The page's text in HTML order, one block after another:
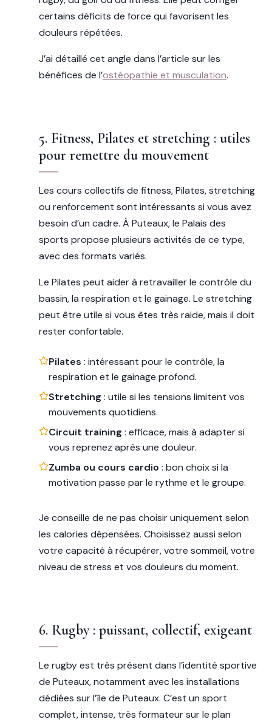
certains déficits de force qui favorisent les
douleurs répétées.
J’ai détaillé cet angle dans l’article sur les
bénéfices de l’ostéopathie et musculation.
5. Fitness, Pilates et stretching : utiles
pour remettre du mouvement
Les cours collectifs de fitness, Pilates, stretching
ou renforcement sont intéressants si vous avez
besoin d’un cadre. À Puteaux, le Palais des
sports propose plusieurs activités de ce type,
avec des formats variés.
Le Pilates peut aider à retravailler le contrôle du
bassin, la respiration et le gainage. Le stretching
peut être utile si vous êtes très raide, mais il doit
rester confortable.
Pilates : intéressant pour le contrôle, la
respiration et le gainage profond.
Stretching : utile si les tensions limitent vos
mouvements quotidiens.
Circuit training : efficace, mais à adapter si
vous reprenez après une douleur.
Zumba ou cours cardio : bon choix si la
motivation passe par le rythme et le groupe.
Je conseille de ne pas choisir uniquement selon
les calories dépensées. Choisissez aussi selon
votre capacité à récupérer, votre sommeil, votre
niveau de stress et vos douleurs du moment.
6. Rugby : puissant, collectif, exigeant
Le rugby est très présent dans l’identité sportive
de Puteaux, notamment avec les installations
dédiées sur l’île de Puteaux. C’est un sport
complet, intense, très formateur sur le plan